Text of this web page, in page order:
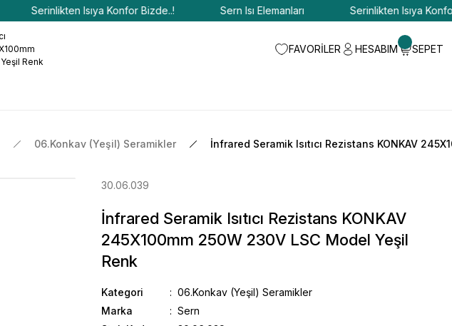
Serinlikten Isıya Konfor Bizde..! Sern Isı Elemanları Serinlikten Isıya Konfor
FAVORİLER HESABIM SEPET
06.Konkav (Yeşil) Seramikler İnfrared Seramik Isıtıcı Rezistans KONKAV
30.06.039
İnfrared Seramik Isıtıcı Rezistans KONKAV
245X100mm 250W 230V LSC Model Yeşil
Renk
Kategori
06.Konkav (Yeşil) Seramikler
Marka
Sern